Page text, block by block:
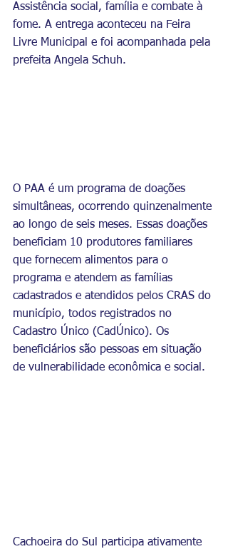
Assistência social, família e combate à
fome. A entrega aconteceu na Feira
Livre Municipal e foi acompanhada pela
prefeita Angela Schuh.
O PAA é um programa de doações
simultâneas, ocorrendo quinzenalmente
ao longo de seis meses. Essas doações
beneficiam 10 produtores familiares
que fornecem alimentos para o
programa e atendem as famílias
cadastrados e atendidos pelos CRAS do
município, todos registrados no
Cadastro Único (CadÚnico). Os
beneficiários são pessoas em situação
de vulnerabilidade econômica e social.
Cachoeira do Sul participa ativamente